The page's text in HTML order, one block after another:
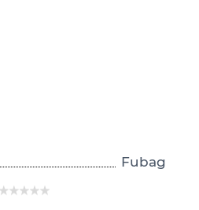
Fubag